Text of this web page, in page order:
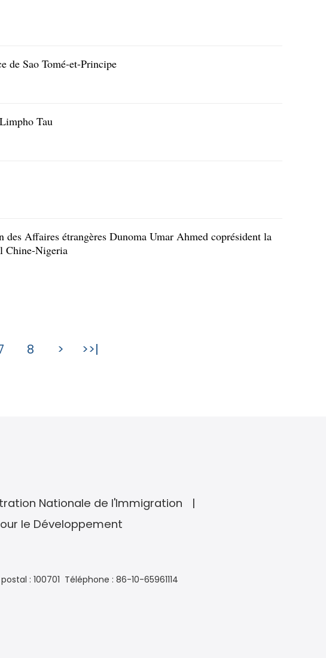
de Sao Tomé-et-Principe
Tau
Affaires étrangères Dunoma Umar Ahmed coprésident la
Chine-Nigeria
8 > >>|
Nationale de l'Immigration
le Développement
: 100701 Téléphone : 86-10-65961114